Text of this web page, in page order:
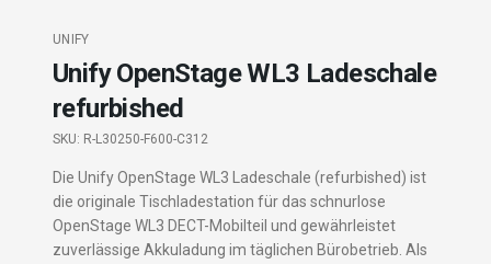
UNIFY
Unify OpenStage WL3 Ladeschale
refurbished
SKU: R-L30250-F600-C312
Die Unify OpenStage WL3 Ladeschale (refurbished) ist
die originale Tischladestation für das schnurlose
OpenStage WL3 DECT-Mobilteil und gewährleistet
zuverlässige Akkuladung im täglichen Bürobetrieb. Als